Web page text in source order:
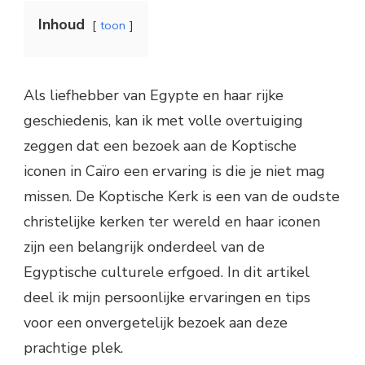
Inhoud toon
Als liefhebber van Egypte en haar rijke
geschiedenis, kan ik met volle overtuiging
zeggen dat een bezoek aan de Koptische
iconen in Caïro een ervaring is die je niet mag
missen. De Koptische Kerk is een van de oudste
christelijke kerken ter wereld en haar iconen
zijn een belangrijk onderdeel van de
Egyptische culturele erfgoed. In dit artikel
deel ik mijn persoonlijke ervaringen en tips
voor een onvergetelijk bezoek aan deze
prachtige plek.